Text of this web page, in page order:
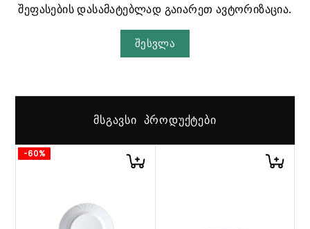
შეფასების დასამატებლად გაიარეთ ავტორიზაცია.
შესვლა
ᲛᲡᲒᲐᲕᲡᲘ ᲞᲠᲝᲓᲣᲥᲢᲔᲑᲘ
-60%